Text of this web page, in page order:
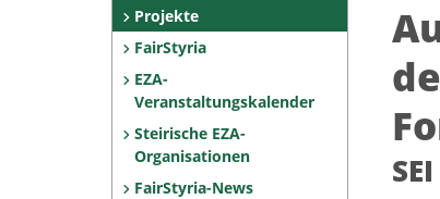
Projekte
FairStyria
EZA-
Veranstaltungskalender
Steirische EZA-
Organisationen
FairStyria-News